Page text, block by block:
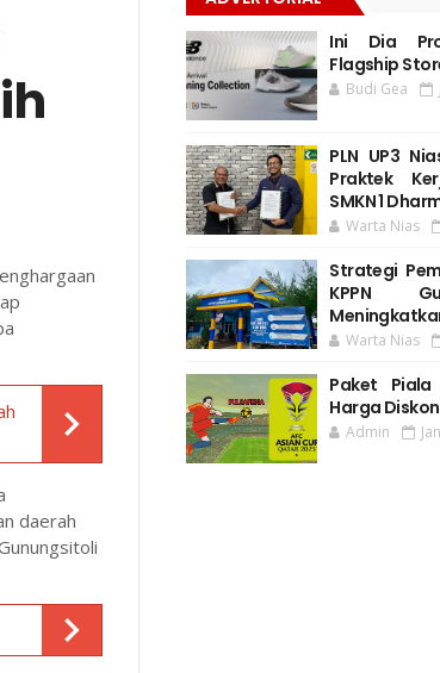
daerah
Ini Dia
Flagship
Budi Gea
PLN UP3
Praktek
SMKN 1
Warta Nias
Strategi
KPPN
Warta Nias
Paket
Harga
Admin